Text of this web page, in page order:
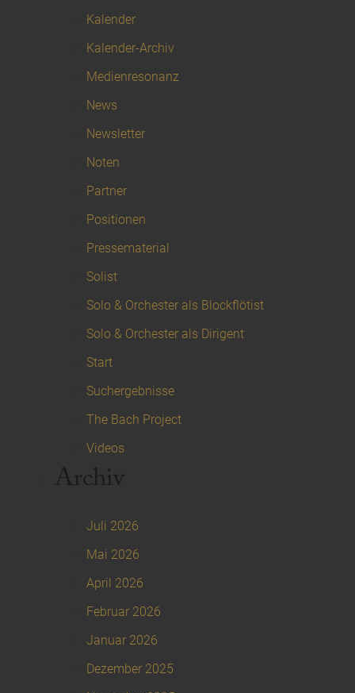
Kalender
Kalender-Archiv
Medienresonanz
News
Newsletter
Noten
Partner
Positionen
Pressematerial
Solist
Solo & Orchester als Blockflötist
Solo & Orchester als Dirigent
Start
Suchergebnisse
The Bach Project
Videos
Archiv
Juli 2026
Mai 2026
April 2026
Februar 2026
Januar 2026
Dezember 2025